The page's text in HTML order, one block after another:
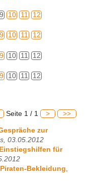
10 11 12
10 11 12
10 11 12
10 11 12
Seite 1 / 1 > >>
zur
03.05.2012
für
Bekleidung